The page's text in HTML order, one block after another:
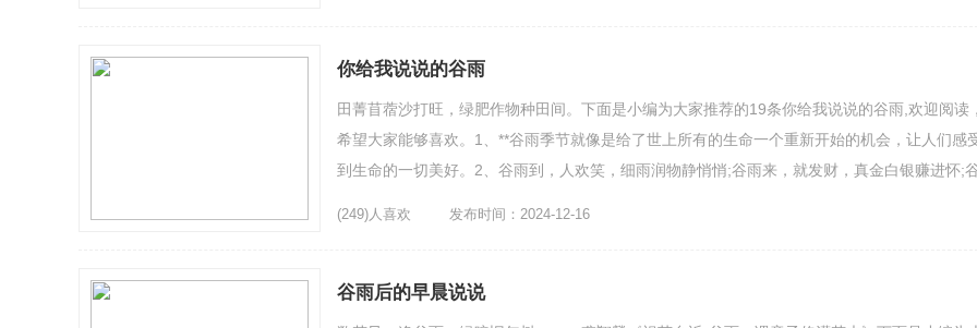
你给我说说的谷雨
田菁苜蓿沙打旺，绿肥作物种田间。下面是小编为大家推荐的19条你给我说说的谷雨,欢迎阅读，
希望大家能够喜欢。1、**谷雨季节就像是给了世上所有的生命一个重新开始的机会，让人们感
到生命的一切美好。2、谷雨到，人欢笑，细雨润物静悄悄;谷雨来，就发财，真金白银赚进怀;
(249)人喜欢 发布时间：2024-12-16
谷雨后的早晨说说